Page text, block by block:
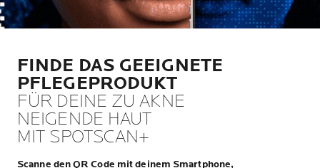
FINDE DAS GEEIGNETE
PFLEGEPRODUKT
FÜR DEINE ZU AKNE
NEIGENDE HAUT
MIT SPOTSCAN+
Scanne den QR Code mit deinem Smartphone,